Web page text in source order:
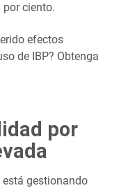
por ciento.
efectos
de IBP? Obtenga
por
está gestionando